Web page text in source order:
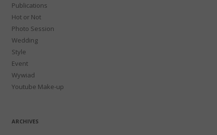
Publications
Hot or Not
Photo Session
Wedding
Style
Event
Wywiad
Youtube Make-up
ARCHIVES